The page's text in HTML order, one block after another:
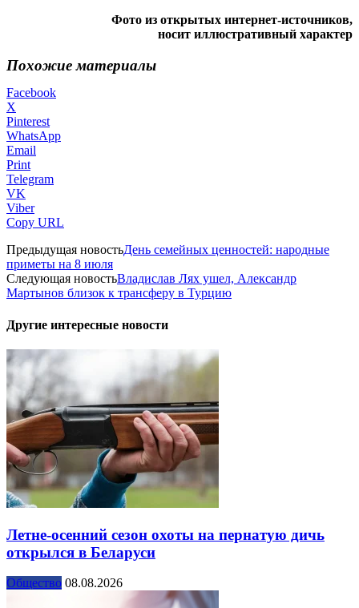
Фото из открытых интернет-источников,
носит иллюстративный характер
Похожие материалы
Facebook
X
Pinterest
WhatsApp
Email
Print
Telegram
VK
Viber
Copy URL
Предыдущая новостьДень семейных ценностей: народные
приметы на 8 июля
Следующая новостьВладислав Лях ушел, Александр
Мартынов близок к трансферу в Турцию
Другие интересные новости
Летне-осенний сезон охоты на пернатую дичь
открылся в Беларуси
Общество 08.08.2026